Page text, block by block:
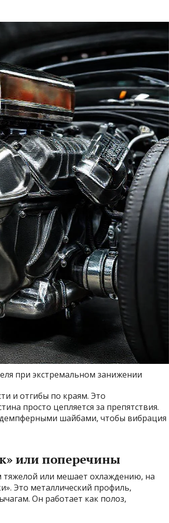
при экстремальном занижении
и отгибы по краям. Это
просто цепляется за препятствия.
демпферными шайбами, чтобы вибрация
или поперечины
тяжелой или мешает охлаждению, на
Это металлический профиль,
Он работает как полоз,